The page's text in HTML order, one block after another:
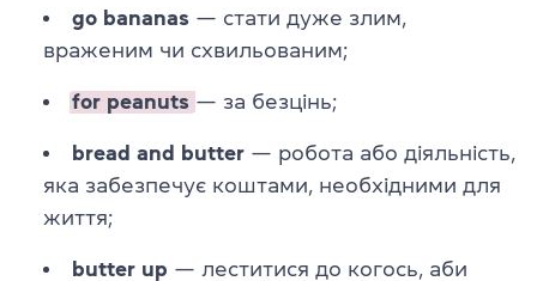
go bananas — стати дуже злим,
враженим чи схвильованим;
for peanuts — за безцінь;
bread and butter — робота або діяльність,
яка забезпечує коштами, необхідними для
життя;
butter up — леститися до когось, аби